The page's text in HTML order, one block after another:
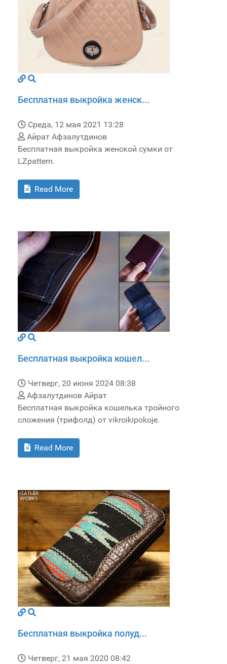
Бесплатная выкройка женск...
Среда, 12 мая 2021 13:28
Айрат Афзалутдинов
Бесплатная выкройка женской сумки от
LZpattern.
Read More
Бесплатная выкройка кошел...
Четверг, 20 июня 2024 08:38
Афзалутдинов Айрат
Бесплатная выкройка кошелька тройного
сложения (трифолд) от vikroikipokoje.
Read More
Бесплатная выкройка полуд...
Четверг, 21 мая 2020 08:42